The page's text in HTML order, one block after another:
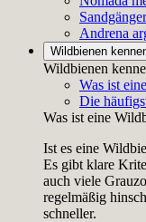
Andrena
Wildbienen
Wildbienen
Was ist
Die
Was ist eine
Ist es eine
Es gibt klare
auch viele
regelmäßig
schneller.